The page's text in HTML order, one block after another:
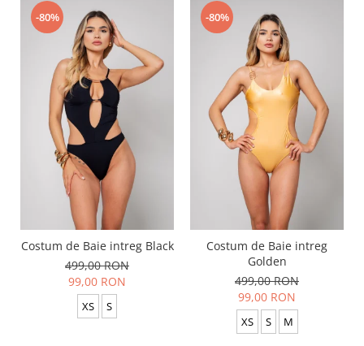
-80%
Costum de Baie intreg Black
499,00 RON
99,00 RON
XS S
-80%
Costum de Baie intreg
Golden
499,00 RON
99,00 RON
XS S M